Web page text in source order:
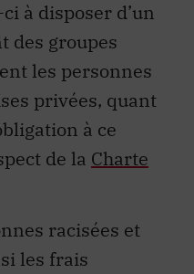
à disposer d’un
des groupes
les personnes
privées, quant
à ce
de la Charte
racisées et
les frais